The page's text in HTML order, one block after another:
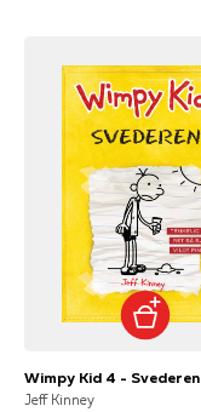
Wimpy Kid 4 - Svederen
Jeff Kinney